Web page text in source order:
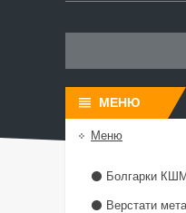
Меню
⚫ Болгарки КШМ
⚫ Верстати